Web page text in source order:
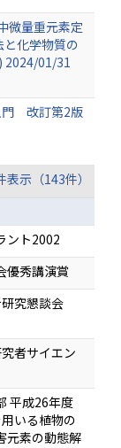
微量重元素定
化学物質の
2024/01/31
門 改訂第2版
表示（143件）
ント2002
優秀講演賞
研究懇談会
者サイエン
平成26年度
いる植物の
元素の動態解